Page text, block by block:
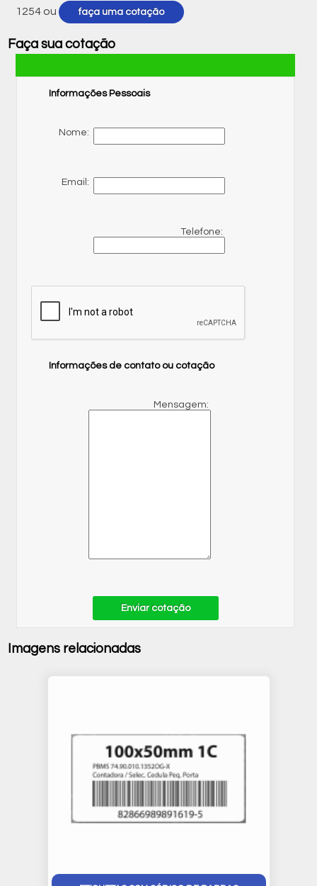
1254 ou faça uma cotação
Faça sua cotação
Informações Pessoais
Nome:
Email:
Telefone:
Informações de contato ou cotação
Mensagem:
Enviar cotação
Imagens relacionadas